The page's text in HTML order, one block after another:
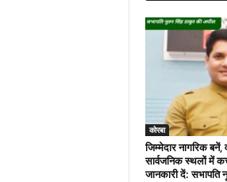
कोरबा
जिम्मेदार नागरिक
सार्वजनिक स्थलों में
जानकारी दें: सभापति